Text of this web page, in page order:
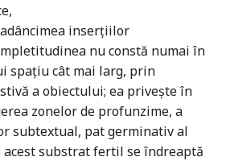
inserţiilor
nu constă numai în
spaţiu cât mai larg, prin
a obiectului; ea priveşte în
zonelor de profunzime, a
subtextual, pat germinativ al
acest substrat fertil se îndreaptă